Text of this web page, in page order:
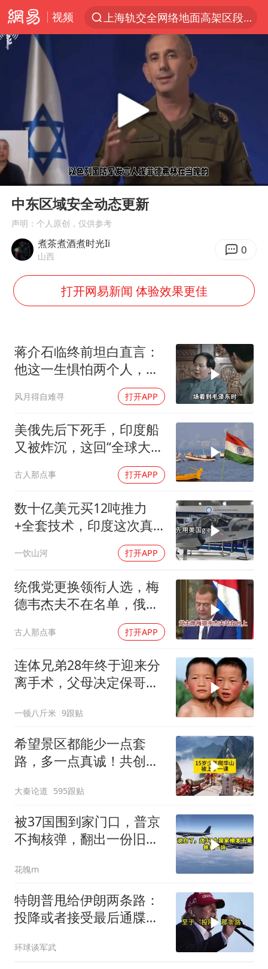
视频
上海轨交全网络地面高架区段限速运行
白海豚逼近浙闽沿海
“白海豚”来了！第一批飞机已绑好
白海豚5次眼壁置换
王艺迪无缘横滨赛决赛
杭州部分地铁高架段临时停运
2025年小学教师减少13.19万
浙江海域将现5到8米巨浪到狂浪
上海大部迎大暴雨
“伊斯兰版北约”出现
伯克希尔净买入约200亿美元股票
以军士兵把枪口对准中国记者
Play
00:00
中东区域安全动态更新
声明：个人原创，仅供参考
煮茶煮酒煮时光Ii
山西 0
打开网易新闻 体验效果更佳
蒋介石临终前坦白直言：
他这一生惧怕两个人，却
风月得自难寻 打开APP
美俄先后下死手，印度船
又被炸沉，这回“全球大
国”的面具彻底挂不住了
古人那点事 打开APP
数十亿美元买12吨推力
+全套技术，印度这次真
一饮山河 打开APP
统俄党更换领衔人选，梅
德韦杰夫不在名单，俄政
坛释放出什么信号？
古人那点事 打开APP
连体兄弟28年终于迎来分
离手术，父母决定保哥
一顿八斤米 9跟贴
希望景区都能少一点套
路，多一点真诚！共创良
大秦论道 595跟贴
被37国围到家门口，普京
不掏核弹，翻出一份旧合
花魄m
特朗普甩给伊朗两条路：
投降或者接受最后通牒，
打下美军一架无人机
环球谈军武